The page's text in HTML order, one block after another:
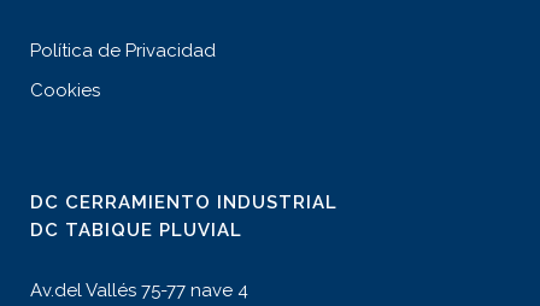
Política de Privacidad
Cookies
DC CERRAMIENTO INDUSTRIAL
DC TABIQUE PLUVIAL
Av.del Vallés 75-77 nave 4